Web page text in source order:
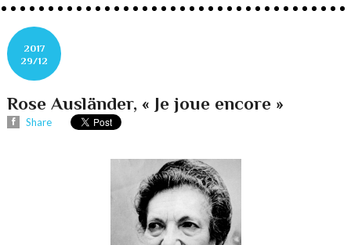
2017
29/12
Rose Ausländer, « Je joue encore »
Share